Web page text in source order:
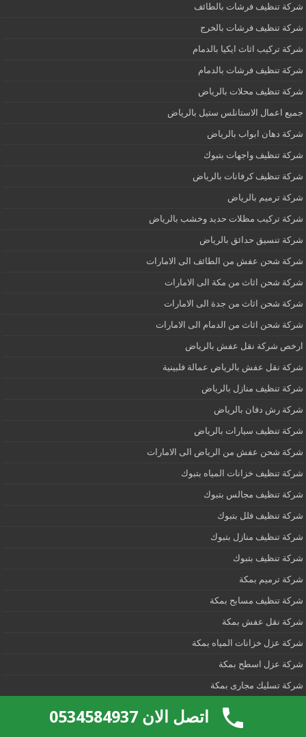
شركة تنظيف فرشات بالطائف
شركة تنظيف فرشات بالخرج
شركة تركيب اثاث ايكيا بالدمام
شركة تنظيف فرشات بالدمام
شركة تنظيف محلات بالرياض
جميع اعمال الاستانلس ستيل بالرياض
شركة دهان ابواب بالرياض
شركة تنظيف واجهات بتبوك
شركة تنظيف كرفانات بالرياض
شركة ترميم بالرياض
شركة تركيب مظلات حديد وخشب بالرياض
شركة تنسيق حدائق بالرياض
شركة شحن عفش من الطائف الى الامارات
شركة شحن اثاث من مكة الى الامارات
شركة شحن اثاث من جدة الى الامارات
شركة شحن اثاث من الدمام الى الامارات
ارخص شركة نقل عفش بالرياض
شركة نقل عفش بالرياض عمالة فلبينية
شركة تنظيف منازل بالرياض
شركة رش دفان بالرياض
شركة تنظيف سيارات بالرياض
شركة شحن عفش من الرياض الى الامارات
شركة تنظيف خزانات المياه بتبوك
شركة تنظيف مجالس بتبوك
شركة تنظيف فلل بتبوك
شركة تنظيف منازل بتبوك
شركة تنظيف بتبوك
شركة ترميم بمكة
شركة تنظيف مسابح بمكة
شركة نقل عفش بمكة
شركة عزل خزانات المياه بمكة
شركة عزل اسطح بمكة
شركة تسليك مجارى بمكة
شركة نقل اثاث من الرياض الى الاحساء
شركة تنظيف موكيت بالخرج
اتصل الان 0534584937